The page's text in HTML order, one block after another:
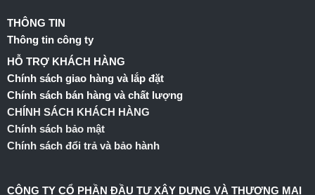
THÔNG TIN
Thông tin công ty
HỖ TRỢ KHÁCH HÀNG
Chính sách giao hàng và lắp đặt
Chính sách bán hàng và chất lượng
CHÍNH SÁCH KHÁCH HÀNG
Chính sách bảo mật
Chính sách đổi trả và bảo hành
CÔNG TY CỔ PHẦN ĐẦU TƯ XÂY DỰNG VÀ THƯƠNG MẠI